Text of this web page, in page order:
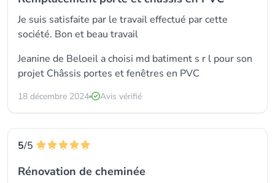
Je suis satisfaite par le travail effectué par cette
société. Bon et beau travail
Jeanine de Beloeil a choisi md batiment s r l pour son
projet Châssis portes et fenêtres en PVC
18 décembre 2024 Avis vérifié
5/5
Rénovation de cheminée